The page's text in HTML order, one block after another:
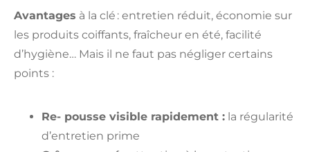
Avantages à la clé : entretien réduit, économie sur
les produits coiffants, fraîcheur en été, facilité
d’hygiène… Mais il ne faut pas négliger certains
points :
Re- pousse visible rapidement : la régularité
d’entretien prime